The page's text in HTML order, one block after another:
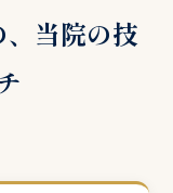
当院の技